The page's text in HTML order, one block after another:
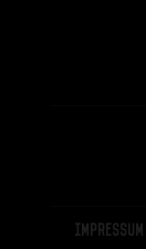
Impressum